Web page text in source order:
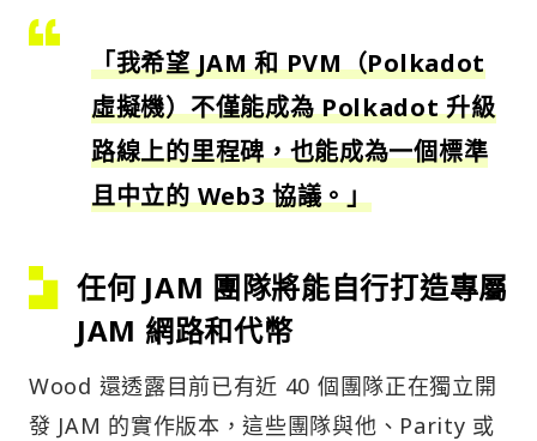
「我希望 JAM 和 PVM（Polkadot
虛擬機）不僅能成為 Polkadot 升級
路線上的里程碑，也能成為一個標準
且中立的 Web3 協議。」
任何 JAM 團隊將能自行打造專屬
JAM 網路和代幣
Wood 還透露目前已有近 40 個團隊正在獨立開
發 JAM 的實作版本，這些團隊與他、Parity 或